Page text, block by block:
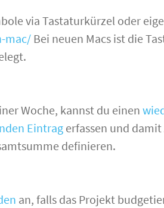
via Tastaturkürzel oder
mac/ Bei neuen Macs ist die
Woche, kannst du einen
Eintrag erfassen und
definieren.
an, falls das Projekt